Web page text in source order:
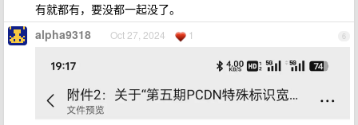
有就都有，要没都一起没了。
6
alpha9318 Oct 27, 2024 1